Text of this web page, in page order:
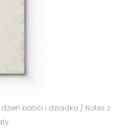
dzień babci i dziadka / Notes z